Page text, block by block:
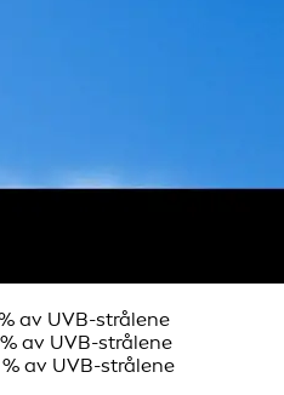
av UVB-strålene
av UVB-strålene
av UVB-strålene